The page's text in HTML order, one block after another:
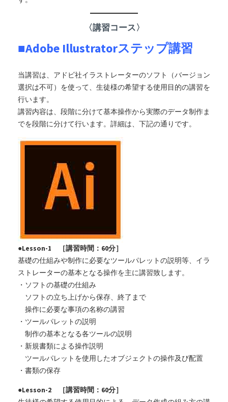
〈講習コース〉
■Adobe Illustratorステップ講習
当講習は、アドビ社イラストレーターのソフト（バージョン
選択は不可）を使って、生徒様の希望する使用目的の講習を
行います。
講習内容は、段階に分けて基本操作から実際のデータ制作ま
でを段階に分けて行います。詳細は、下記の通りです。
●Lesson-1 ［講習時間：60分］
基礎の仕組みや制作に必要なツールパレットの説明等、イラ
ストレーターの基本となる操作を主に講習致します。
・ソフトの基礎の仕組み
ソフトの立ち上げから保存、終了まで
操作に必要な事項の名称の講習
・ツールパレットの説明
制作の基本となる各ツールの説明
・新規書類による操作説明
ツールパレットを使用したオブジェクトの操作及び配置
・書類の保存
●Lesson-2 ［講習時間：60分］